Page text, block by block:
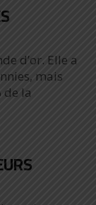
d’or. Elle a
mais
de la